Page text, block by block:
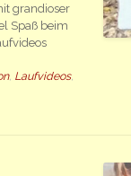
grandioser
Spaß beim
, Laufvideos,